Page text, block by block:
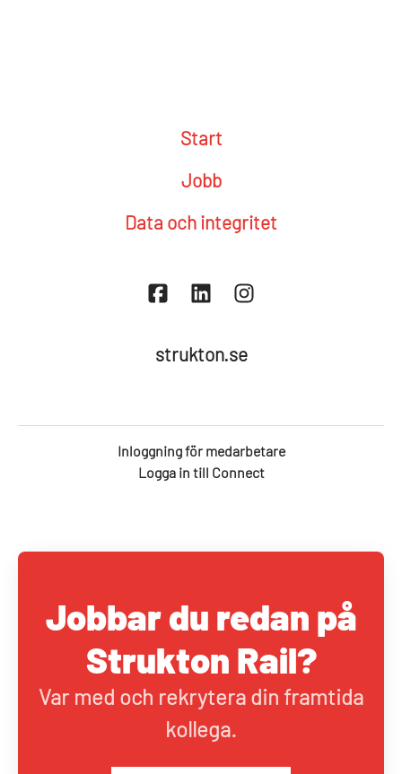
Start
Jobb
Data och integritet
strukton.se
Inloggning för medarbetare
Logga in till Connect
Jobbar du redan på
Strukton Rail?
Var med och rekrytera din framtida
kollega.